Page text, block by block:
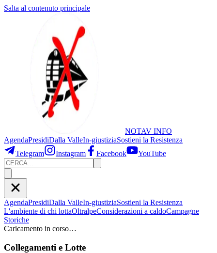
Salta al contenuto principale
NOTAV INFO
AgendaPresidiDalla ValleIn-giustiziaSostieni la Resistenza
Telegram
Instagram Facebook YouTube
AgendaPresidiDalla ValleIn-giustiziaSostieni la Resistenza
L'ambiente di chi lottaOltralpeConsiderazioni a caldoCampagne
Storiche
Caricamento in corso…
Collegamenti e Lotte